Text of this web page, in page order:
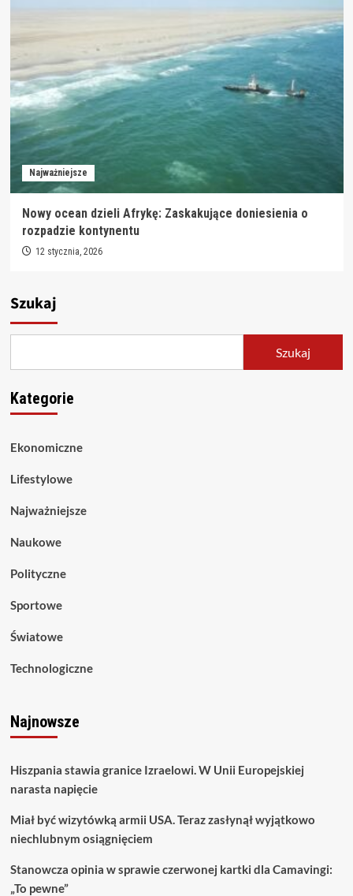
Najważniejsze
Nowy ocean dzieli Afrykę: Zaskakujące doniesienia o
rozpadzie kontynentu
12 stycznia, 2026
Szukaj
Szukaj
Kategorie
Ekonomiczne
Lifestylowe
Najważniejsze
Naukowe
Polityczne
Sportowe
Światowe
Technologiczne
Najnowsze
Hiszpania stawia granice Izraelowi. W Unii Europejskiej
narasta napięcie
Miał być wizytówką armii USA. Teraz zasłynął wyjątkowo
niechlubnym osiągnięciem
Stanowcza opinia w sprawie czerwonej kartki dla Camavingi:
„To pewne”